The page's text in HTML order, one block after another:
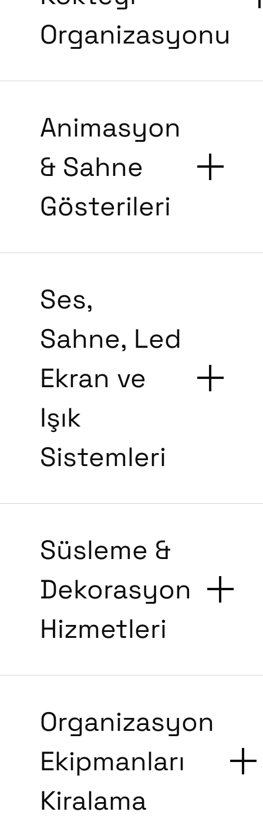
Organizasyonu
Animasyon
& Sahne
Gösterileri
Ses,
Sahne, Led
Ekran ve
Işık
Sistemleri
Süsleme &
Dekorasyon
Hizmetleri
Organizasyon
Ekipmanları
Kiralama